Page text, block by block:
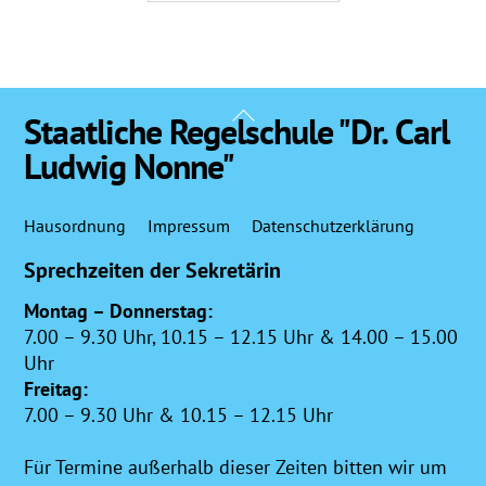
Back
To
Staatliche Regelschule "Dr. Carl
Ludwig Nonne"
Hausordnung Impressum Datenschutzerklärung
Sprechzeiten der Sekretärin
Montag – Donnerstag:
7.00 – 9.30 Uhr, 10.15 – 12.15 Uhr & 14.00 – 15.00
Uhr
Freitag:
7.00 – 9.30 Uhr & 10.15 – 12.15 Uhr
Für Termine außerhalb dieser Zeiten bitten wir um